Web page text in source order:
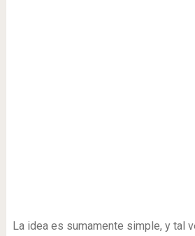
La idea es sumamente simple, y tal